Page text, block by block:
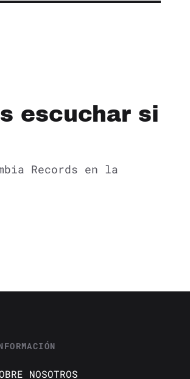
escuchar si
Records en la
NOSOTROS